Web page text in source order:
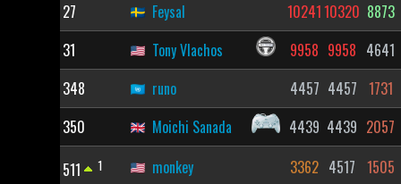
27
Feysal 1024110320 8873
31
Tony Vlachos 9958 9958 4641
348
runo 4457 4457 1731
350
Moichi Sanada 4439 4439 2057
511 1 monkey 3362 4517 1505